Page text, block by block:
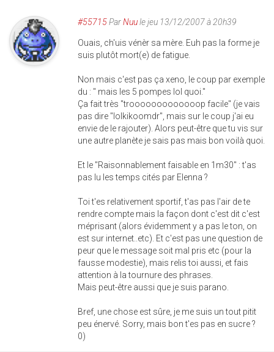
#55715ParNuule jeu 13/12/2007 à 20h39
Ouais, ch'uis vénèr sa mère. Euh pas la forme je
suis plutôt mort(e) de fatigue.
Non mais c'est pas ça xeno, le coup par exemple
du : " mais les 5 pompes lol quoi."
Ça fait très "trooooooooooooop facile" (je vais
pas dire "lolkikoomdr", mais sur le coup j'ai eu
envie de le rajouter). Alors peut-être que tu vis sur
une autre planète je sais pas mais bon voilà quoi.
Et le "Raisonnablement faisable en 1m30" : t'as
pas lu les temps cités par Elenna ?
Toi t'es relativement sportif, t'as pas l'air de te
rendre compte mais la façon dont c'est dit c'est
méprisant (alors évidemment y a pas le ton, on
est sur internet..etc). Et c'est pas une question de
peur que le message soit mal pris etc (pour la
fausse modestie), mais relis toi aussi, et fais
attention à la tournure des phrases.
Mais peut-être aussi que je suis parano.
Bref, une chose est sûre, je me suis un tout pitit
peu énervé. Sorry, mais bon t'es pas en sucre ?
0)